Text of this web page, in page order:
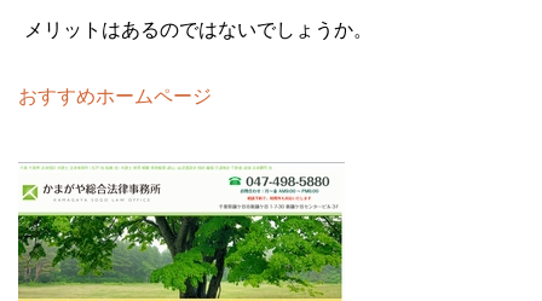
メリットはあるのではないでしょうか。
おすすめホームページ